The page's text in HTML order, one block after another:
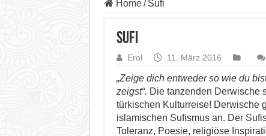
Home / Sufi
Sufi
Erol 11. März 2016
„Zeige dich entweder so wie du
zeigst“. Die tanzenden Derwische
türkischen Kulturreise! Derwische
islamischen Sufismus an. Der
Toleranz, Poesie, religiöse